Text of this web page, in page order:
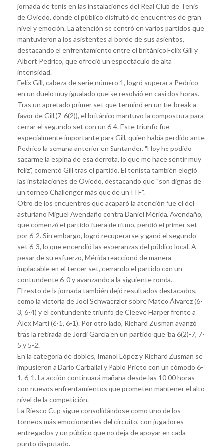
jornada de tenis en las instalaciones del Real Club de Tenis
de Oviedo, donde el público disfrutó de encuentros de gran
nivel y emoción. La atención se centró en varios partidos que
mantuvieron a los asistentes al borde de sus asientos,
destacando el enfrentamiento entre el británico Felix Gill y
Albert Pedrico, que ofreció un espectáculo de alta
intensidad.
Felix Gill, cabeza de serie número 1, logró superar a Pedrico
en un duelo muy igualado que se resolvió en casi dos horas.
Tras un apretado primer set que terminó en un tie-break a
favor de Gill (7-6(2)), el británico mantuvo la compostura para
cerrar el segundo set con un 6-4. Este triunfo fue
especialmente importante para Gill, quien había perdido ante
Pedrico la semana anterior en Santander. "Hoy he podido
sacarme la espina de esa derrota, lo que me hace sentir muy
feliz", comentó Gill tras el partido. El tenista también elogió
las instalaciones de Oviedo, destacando que "son dignas de
un torneo Challenger más que de un ITF".
Otro de los encuentros que acaparó la atención fue el del
asturiano Miguel Avendaño contra Daniel Mérida. Avendaño,
que comenzó el partido fuera de ritmo, perdió el primer set
por 6-2. Sin embargo, logró recuperarse y ganó el segundo
set 6-3, lo que encendió las esperanzas del público local. A
pesar de su esfuerzo, Mérida reaccionó de manera
implacable en el tercer set, cerrando el partido con un
contundente 6-0 y avanzando a la siguiente ronda.
El resto de la jornada también dejó resultados destacados,
como la victoria de Joel Schwaerzler sobre Mateo Álvarez (6-
3, 6-4) y el contundente triunfo de Cleeve Harper frente a
Álex Martí (6-1, 6-1). Por otro lado, Richard Zusman avanzó
tras la retirada de Jordi García en un partido que iba 6(2)-7, 7-
5 y 5-2.
En la categoría de dobles, Imanol López y Richard Zusman se
impusieron a Darío Carballal y Pablo Prieto con un cómodo 6-
1, 6-1. La acción continuará mañana desde las 10:00 horas
con nuevos enfrentamientos que prometen mantener el alto
nivel de la competición.
La Riesco Cup sigue consolidándose como uno de los
torneos más emocionantes del circuito, con jugadores
entregados y un público que no deja de apoyar en cada
punto disputado.